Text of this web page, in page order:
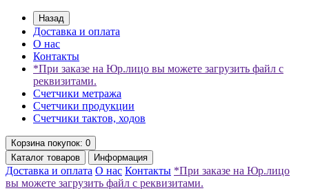
Назад
Доставка и оплата
О нас
Контакты
*При заказе на Юр.лицо вы можете загрузить файл с
реквизитами.
Счетчики метража
Счетчики продукции
Счетчики тактов, ходов
Корзина покупок: 0
Каталог товаров Информация
Доставка и оплата О нас Контакты *При заказе на Юр.лицо
вы можете загрузить файл с реквизитами.